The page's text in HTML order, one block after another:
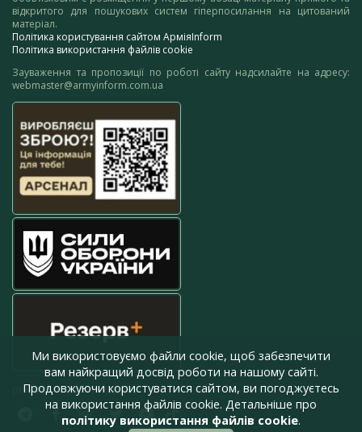
відкритого для пошукових систем гіперпосилання на цитований
матеріал.
Політика користування сайтом АрміяInform
Політика використання файлів cookie
Зауваження та пропозиції по роботі сайту надсилайте на адресу:
webmaster@armyinform.com.ua
press@armyinform.com.ua
Ми використовуємо файли cookie, щоб забезпечити
вам найкращий досвід роботи на нашому сайті.
Продовжуючи користуватися сайтом, ви погоджуєтесь
на використання файлів cookie. Детальніше про
політику використання файлів cookie.